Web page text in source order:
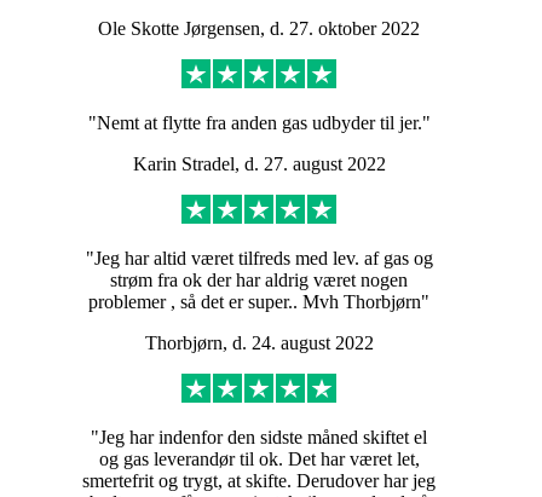
Ole Skotte Jørgensen, d. 27. oktober 2022
"Nemt at flytte fra anden gas udbyder til jer."
Karin Stradel, d. 27. august 2022
"Jeg har altid været tilfreds med lev. af gas og
strøm fra ok der har aldrig været nogen
problemer , så det er super.. Mvh Thorbjørn"
Thorbjørn, d. 24. august 2022
"Jeg har indenfor den sidste måned skiftet el
og gas leverandør til ok. Det har været let,
smertefrit og trygt, at skifte. Derudover har jeg